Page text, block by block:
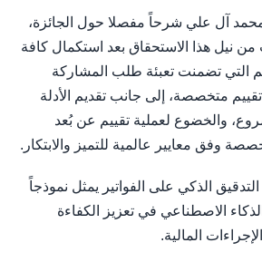
آل علي شرحاً مفصلا حول الجائزة،
من نيل هذا الاستحقاق بعد استكمال كافة
التي تضمنت تعبئة طلب المشاركة
متخصصة، إلى جانب تقديم الأدلة
والخضوع لعملية تقييم عن بُعد
وفق معايير عالمية للتميز والابتكار.
الذكي على الفواتير يمثل نموذجاً
الاصطناعي في تعزيز الكفاءة
المالية.